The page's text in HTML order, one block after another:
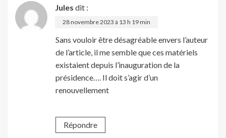
Jules dit :
28 novembre 2023 à 13 h 19 min
Sans vouloir être désagréable envers l’auteur
de l’article, il me semble que ces matériels
existaient depuis l’inauguration de la
présidence…. Il doit s’agir d’un
renouvellement
Répondre